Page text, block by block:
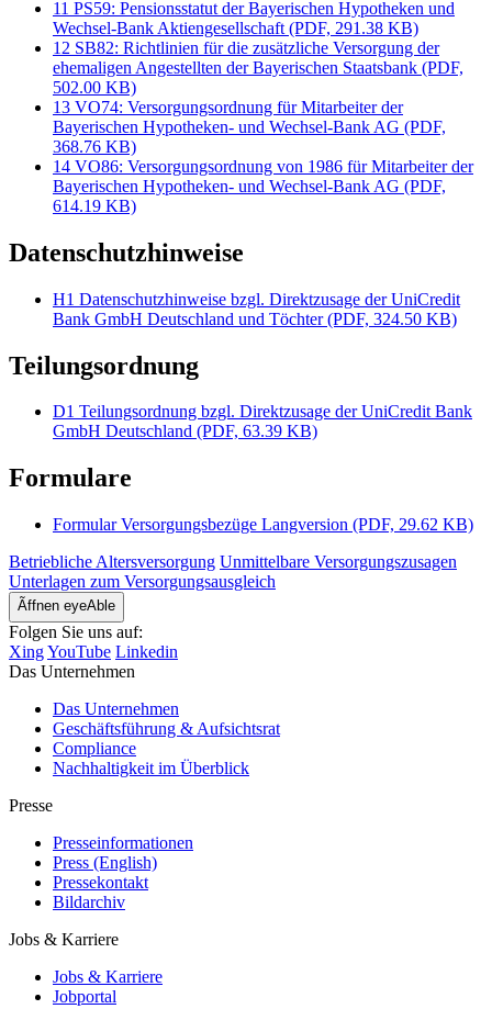
11 PS59: Pensionsstatut der Bayerischen Hypotheken und
Wechsel-Bank Aktiengesellschaft (PDF, 291.38 KB)
12 SB82: Richtlinien für die zusätzliche Versorgung der
ehemaligen Angestellten der Bayerischen Staatsbank (PDF,
502.00 KB)
13 VO74: Versorgungsordnung für Mitarbeiter der
Bayerischen Hypotheken- und Wechsel-Bank AG (PDF,
368.76 KB)
14 VO86: Versorgungsordnung von 1986 für Mitarbeiter der
Bayerischen Hypotheken- und Wechsel-Bank AG (PDF,
614.19 KB)
Datenschutzhinweise
H1 Datenschutzhinweise bzgl. Direktzusage der UniCredit
Bank GmbH Deutschland und Töchter (PDF, 324.50 KB)
Teilungsordnung
D1 Teilungsordnung bzgl. Direktzusage der UniCredit Bank
GmbH Deutschland (PDF, 63.39 KB)
Formulare
Formular Versorgungsbezüge Langversion (PDF, 29.62 KB)
Betriebliche Altersversorgung Unmittelbare Versorgungszusagen
Unterlagen zum Versorgungsausgleich
Ãffnen eyeAble
Folgen Sie uns auf:
XingYouTube Linkedin
Das Unternehmen
Das Unternehmen
Geschäftsführung & Aufsichtsrat
Compliance
Nachhaltigkeit im Überblick
Presse
Presseinformationen
Press (English)
Pressekontakt
Bildarchiv
Jobs & Karriere
Jobs & Karriere
Jobportal